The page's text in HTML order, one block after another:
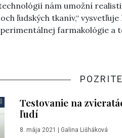
nám umožní
ľudských tkanív,“
farmakológie a
Testovanie na
ľudí
8. mája 2021 Galina Lišháková